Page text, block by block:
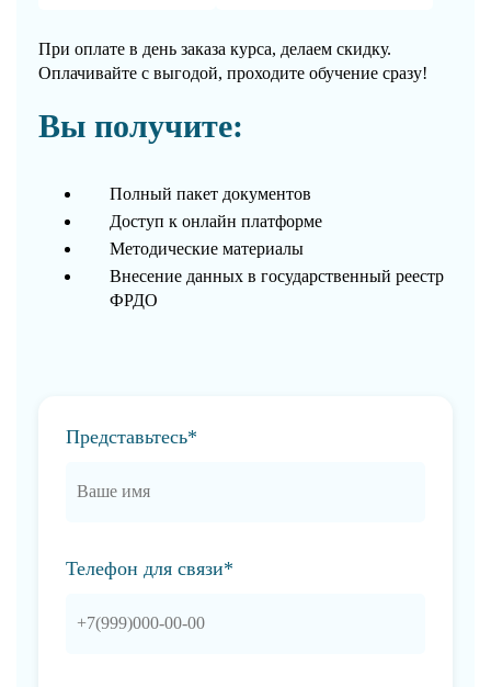
При оплате в день заказа курса, делаем скидку.
Оплачивайте с выгодой, проходите обучение сразу!
Вы получите:
Полный пакет документов
Доступ к онлайн платформе
Методические материалы
Внесение данных в государственный реестр
ФРДО
Представьтесь*
Телефон для связи*